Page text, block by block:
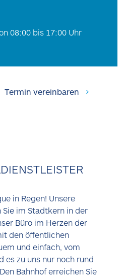
08:00 bis 17:00 Uhr
Termin vereinbaren
in Regen! Unsere
im Stadtkern in der
Büro im Herzen der
den öffentlichen
und einfach, vom
es zu uns nur noch rund
Bahnhof erreichen Sie